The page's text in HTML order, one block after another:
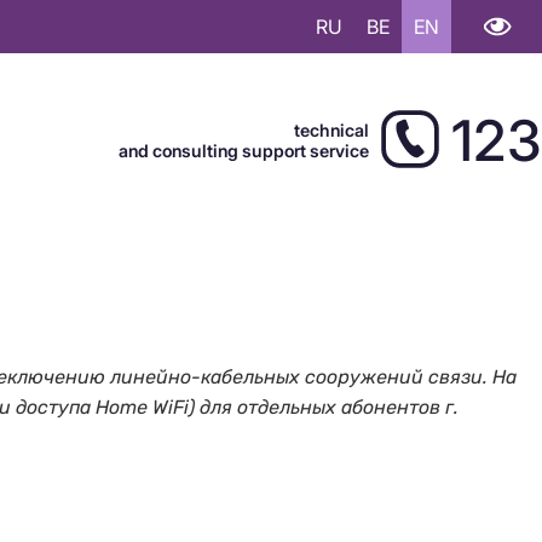
RU BE EN
technical
and consulting support service
123
линейно-кабельных сооружений связи. На
Home WiFi) для отдельных абонентов г.